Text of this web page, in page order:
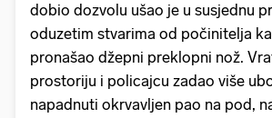
dobio dozvolu ušao je u susjednu
oduzetim stvarima od počinitelja
pronašao džepni preklopni nož.
prostoriju i policajcu zadao više
napadnuti okrvavljen pao na pod,